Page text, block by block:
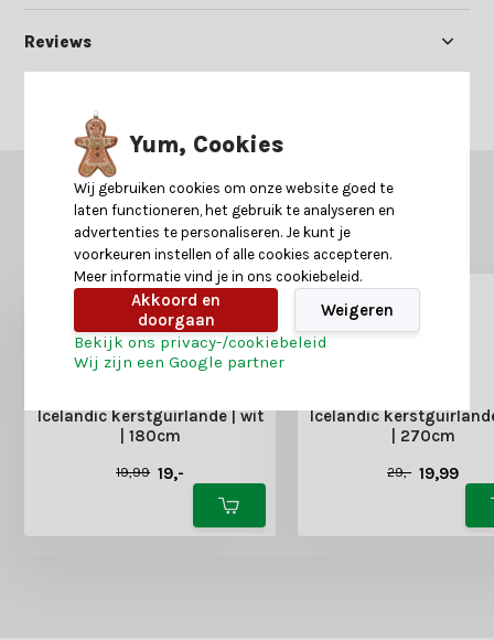
Reviews
GERELATEERDE PRODUCTEN
Misschien is dit ook iets voor je?
Icelandic kerstguirlande | wit
| 180cm
19,99 19,-
Icelandic
| 270cm
29,- 19,99
Yum, Cookies
Wij gebruiken cookies om onze website goed te
laten functioneren, het gebruik te analyseren en
advertenties te personaliseren. Je kunt je
voorkeuren instellen of alle cookies accepteren.
Meer informatie vind je in ons cookiebeleid.
Akkoord en
doorgaan
Weigeren
Bekijk ons privacy-/cookiebeleid
Wij zijn een Google partner